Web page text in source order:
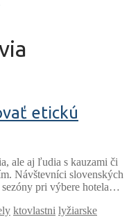
etickú
ale aj ľudia s kauzami či
Návštevníci slovenských
pri výbere hotela…
ktovlastni lyžiarske